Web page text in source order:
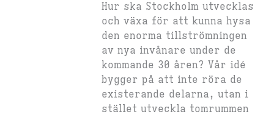
Hur ska Stockholm utvecklas
och växa för att kunna hysa
den enorma tillströmningen
av nya invånare under de
kommande 30 åren? Vår idé
bygger på att inte röra de
existerande delarna, utan i
stället utveckla tomrummen